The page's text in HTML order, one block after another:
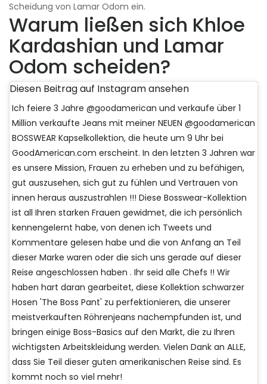
Scheidung von Lamar Odom ein.
Warum ließen sich Khloe
Kardashian und Lamar
Odom scheiden?
Diesen Beitrag auf Instagram ansehen
Ich feiere 3 Jahre @goodamerican und verkaufe über 1
Million verkaufte Jeans mit meiner NEUEN @goodamerican
BOSSWEAR Kapselkollektion, die heute um 9 Uhr bei
GoodAmerican.com erscheint. In den letzten 3 Jahren war
es unsere Mission, Frauen zu erheben und zu befähigen,
gut auszusehen, sich gut zu fühlen und Vertrauen von
innen heraus auszustrahlen !!! Diese Bosswear-Kollektion
ist all Ihren starken Frauen gewidmet, die ich persönlich
kennengelernt habe, von denen ich Tweets und
Kommentare gelesen habe und die von Anfang an Teil
dieser Marke waren oder die sich uns gerade auf dieser
Reise angeschlossen haben . Ihr seid alle Chefs !! Wir
haben hart daran gearbeitet, diese Kollektion schwarzer
Hosen 'The Boss Pant' zu perfektionieren, die unserer
meistverkauften Röhrenjeans nachempfunden ist, und
bringen einige Boss-Basics auf den Markt, die zu Ihren
wichtigsten Arbeitskleidung werden. Vielen Dank an ALLE,
dass Sie Teil dieser guten amerikanischen Reise sind. Es
kommt noch so viel mehr!